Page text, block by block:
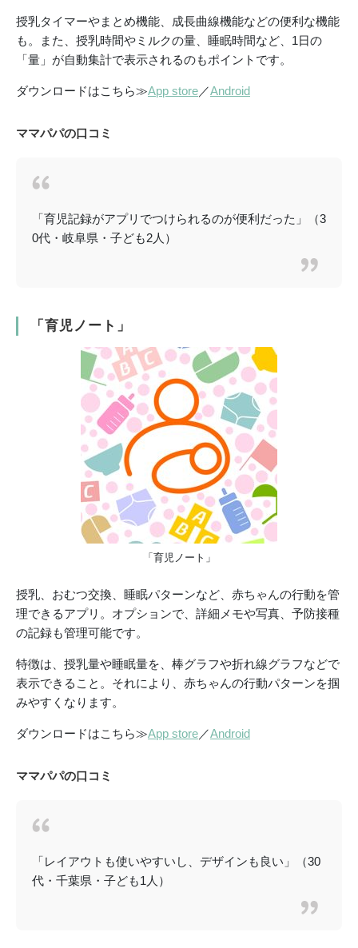
授乳タイマーやまとめ機能、成長曲線機能などの便利な機能
も。また、授乳時間やミルクの量、睡眠時間など、1日の
「量」が自動集計で表示されるのもポイントです。
ダウンロードはこちら≫App store／Android
ママパパの口コミ
「育児記録がアプリでつけられるのが便利だった」（3
0代・岐阜県・子ども2人）
「育児ノート」
「育児ノート」
授乳、おむつ交換、睡眠パターンなど、赤ちゃんの行動を管
理できるアプリ。オプションで、詳細メモや写真、予防接種
の記録も管理可能です。
特徴は、授乳量や睡眠量を、棒グラフや折れ線グラフなどで
表示できること。それにより、赤ちゃんの行動パターンを掴
みやすくなります。
ダウンロードはこちら≫App store／Android
ママパパの口コミ
「レイアウトも使いやすいし、デザインも良い」（30
代・千葉県・子ども1人）